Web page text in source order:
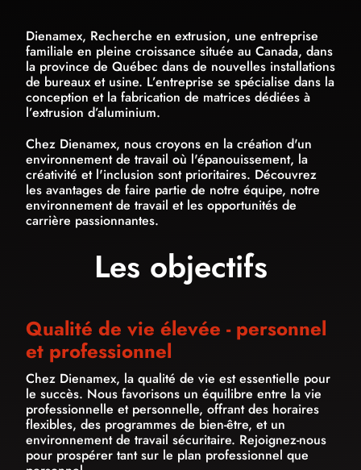
Dienamex, Recherche en extrusion, une entreprise
familiale en pleine croissance située au Canada, dans
la province de Québec dans de nouvelles installations
de bureaux et usine. L’entreprise se spécialise dans la
conception et la fabrication de matrices dédiées à
l’extrusion d’aluminium.
Chez Dienamex, nous croyons en la création d'un
environnement de travail où l'épanouissement, la
créativité et l'inclusion sont prioritaires. Découvrez
les avantages de faire partie de notre équipe, notre
environnement de travail et les opportunités de
carrière passionnantes.
Les objectifs
Qualité de vie élevée - personnel
et professionnel
Chez Dienamex, la qualité de vie est essentielle pour
le succès. Nous favorisons un équilibre entre la vie
professionnelle et personnelle, offrant des horaires
flexibles, des programmes de bien-être, et un
environnement de travail sécuritaire. Rejoignez-nous
pour prospérer tant sur le plan professionnel que